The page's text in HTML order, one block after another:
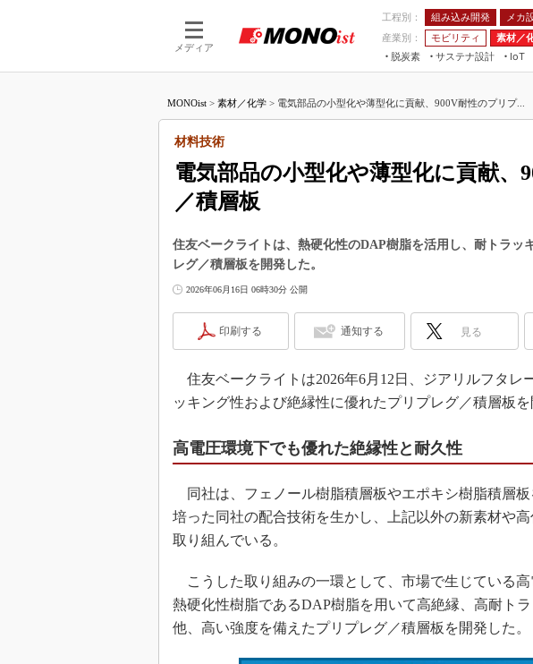
メディア
工程別： 組み込み開発 メカ
産業別：
モビリティ 素材／
脱炭素
サステナ設計
IoT
つながる工場AI×設備保全 JIMTOF
IIFES
TECHNO-
MONOist > 素材／化学 > 電気部品の小型化や薄型化に貢献、900V耐性のプリプ...
電気部品の小型化や薄型化に貢献、
／積層板
材料技術
住友ベークライトは、熱硬化性のDAP樹脂を活用し、耐トラッ
レグ／積層板を開発した。
2026年06月16日 06時30分 公開
印刷する 通知する 見る
住友ベークライトは2026年6月12日、ジアリルフタレ
ッキング性および絶縁性に優れたプリプレグ／積層板を
高電圧環境下でも優れた絶縁性と耐久性
同社は、フェノール樹脂積層板やエポキシ樹脂積層
培った同社の配合技術を生かし、上記以外の新素材や
取り組んでいる。
こうした取り組みの一環として、市場で生じている高
熱硬化性樹脂であるDAP樹脂を用いて高絶縁、高耐ト
他、高い強度を備えたプリプレグ／積層板を開発した。